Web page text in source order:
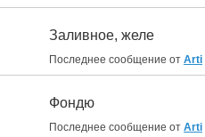
Заливное, желе
Последнее сообщение от Arti
Фондю
Последнее сообщение от Arti